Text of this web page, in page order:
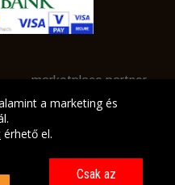
marketplace partner
a marketing és
érhető el.
Csak az